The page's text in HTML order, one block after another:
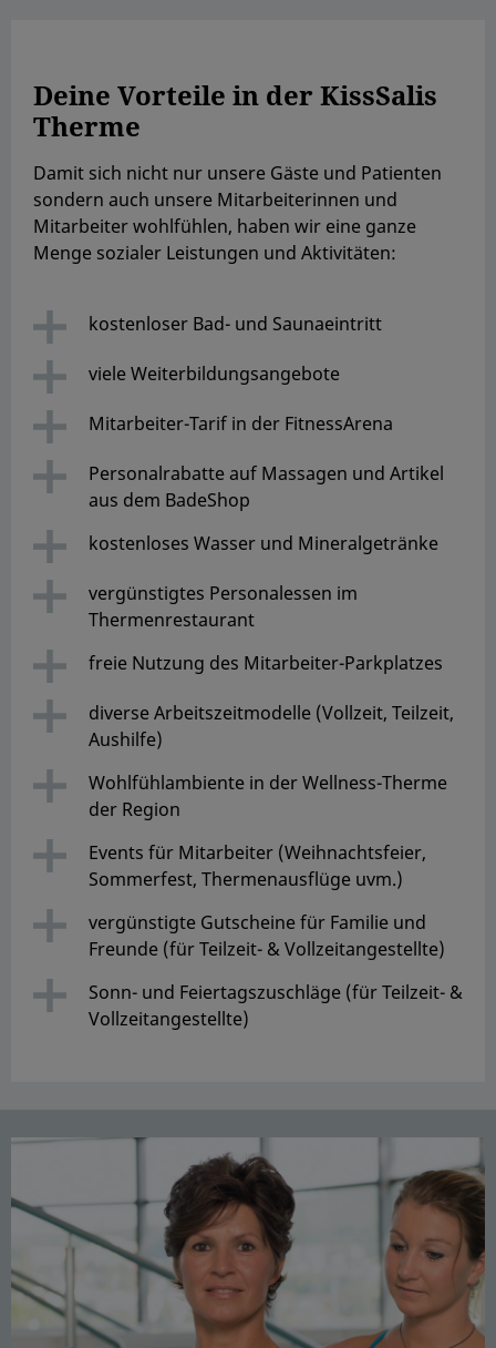
Deine Vorteile in der KissSalis
Therme
Damit sich nicht nur unsere Gäste und Patienten
sondern auch unsere Mitarbeiterinnen und
Mitarbeiter wohlfühlen, haben wir eine ganze
Menge sozialer Leistungen und Aktivitäten:
kostenloser Bad- und Saunaeintritt
viele Weiterbildungsangebote
Mitarbeiter-Tarif in der FitnessArena
Personalrabatte auf Massagen und Artikel
aus dem BadeShop
kostenloses Wasser und Mineralgetränke
vergünstigtes Personalessen im
Thermenrestaurant
freie Nutzung des Mitarbeiter-Parkplatzes
diverse Arbeitszeitmodelle (Vollzeit, Teilzeit,
Aushilfe)
Wohlfühlambiente in der Wellness-Therme
der Region
Events für Mitarbeiter (Weihnachtsfeier,
Sommerfest, Thermenausflüge uvm.)
vergünstigte Gutscheine für Familie und
Freunde (für Teilzeit- & Vollzeitangestellte)
Sonn- und Feiertagszuschläge (für Teilzeit- &
Vollzeitangestellte)